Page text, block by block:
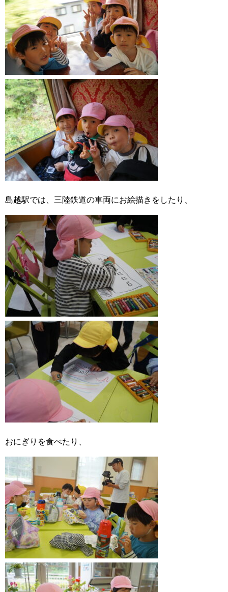
島越駅では、三陸鉄道の車両にお絵描きをしたり、
おにぎりを食べたり、